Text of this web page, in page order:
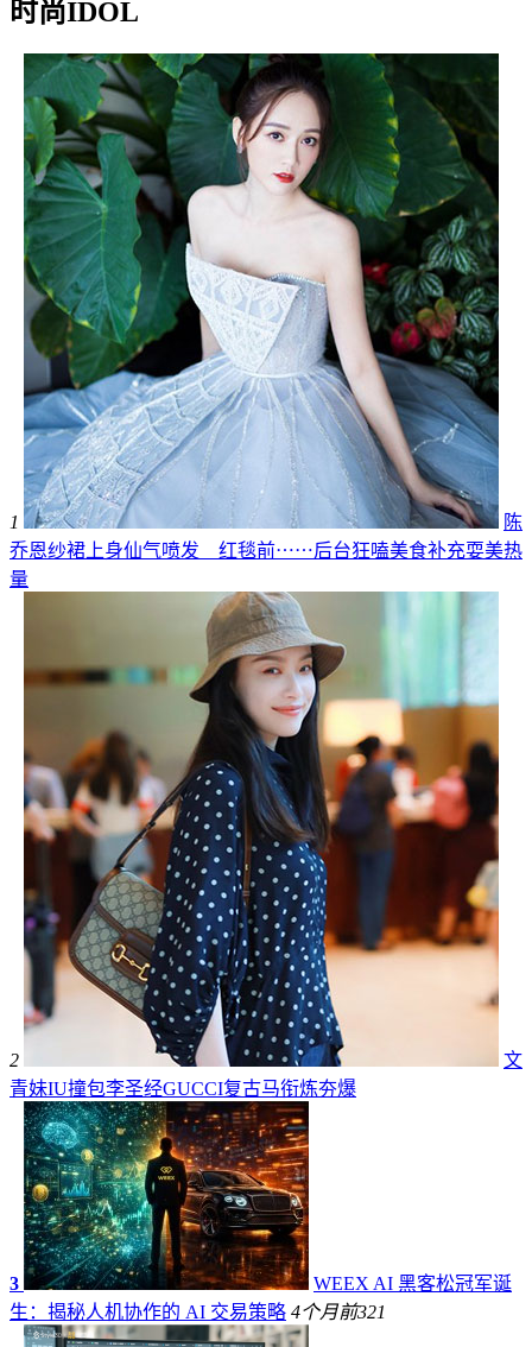
时尚IDOL
1
陈
乔恩纱裙上身仙气喷发 红毯前⋯⋯后台狂嗑美食补充耍美热
量
2
文
青妹IU撞包李圣经GUCCI复古马衔炼夯爆
3
WEEX AI 黑客松冠军诞
生：揭秘人机协作的 AI 交易策略 4个月前321